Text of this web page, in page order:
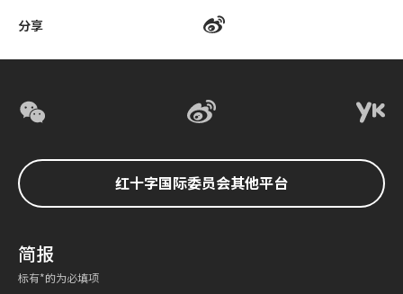
分享
红十字国际委员会其他平台
简报
标有*的为必填项